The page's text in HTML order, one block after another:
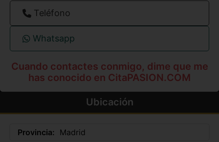
Teléfono
Whatsapp
Cuando contactes conmigo, dime que me
has conocido en CitaPASION.COM
Ubicación
Provincia: Madrid